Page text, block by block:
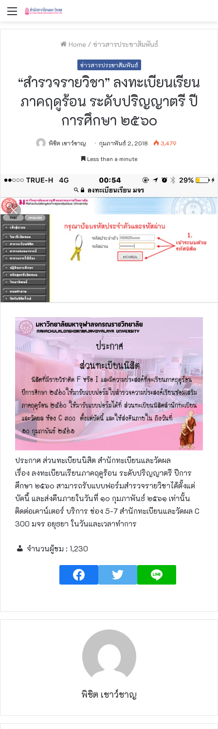
Menu
Home / ข่าวสารประชาสัมพันธ์
ข่าวสารประชาสัมพันธ์
“สำรวจรายวิชา” ลงทะเบียนเรียน
ภาคฤดูร้อน ระดับปริญญาตรี ปี
การศึกษา ๒๕๖๐
พิชิต เชาว์ชาญ กุมภาพันธ์ 2, 2018
3,479
Less than a minute
ประกาศ ส่วนทะเบียนนิสิต สำนักทะเบียนและวัดผล
เรื่อง ลงทะเบียนเรียนภาคฤดูร้อน ระดับปริญญาตรี ปีการ
ศึกษา ๒๕๖๐ สามารถรับแบบฟอร์มสำรวจรายวิชาได้ตั้งแต่
บัดนี้ และส่งคืนภายในวันที่ ๑๐ กุมภาพันธ์ ๒๕๖๑ เท่านั้น
ติดต่อเคาน์เตอร์ บริการ ช่อง 5-7 สำนักทะเบียนและวัดผล C
300 มจร อยุธยา ในวันและเวลาทำการ
จำนวนผู้ชม : 1,230
พิชิต เชาว์ชาญ